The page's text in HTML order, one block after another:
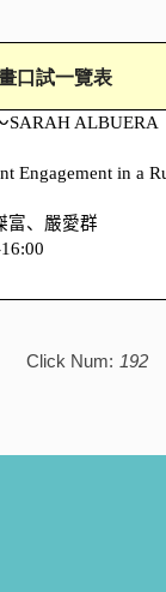
口試一覽表
SARAH ALBUERA
Engagement in a
、嚴愛群
Click Num: 192